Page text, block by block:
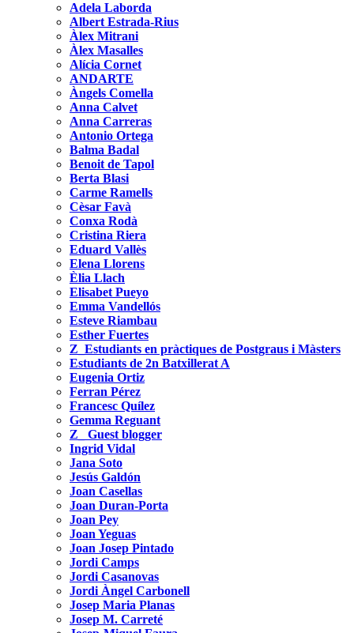
Adela Laborda
Albert Estrada-Rius
Àlex Mitrani
Àlex Masalles
Alícia Cornet
ANDARTE
Àngels Comella
Anna Calvet
Anna Carreras
Antonio Ortega
Balma Badal
Benoit de Tapol
Berta Blasi
Carme Ramells
Cèsar Favà
Conxa Rodà
Cristina Riera
Eduard Vallès
Elena Llorens
Èlia Llach
Elisabet Pueyo
Emma Vandellós
Esteve Riambau
Esther Fuertes
Z_Estudiants en pràctiques de Postgraus i Màsters
Estudiants de 2n Batxillerat A
Eugenia Ortiz
Ferran Pérez
Francesc Quílez
Gemma Reguant
Z_ Guest blogger
Ingrid Vidal
Jana Soto
Jesús Galdón
Joan Casellas
Joan Duran-Porta
Joan Pey
Joan Yeguas
Joan Josep Pintado
Jordi Camps
Jordi Casanovas
Jordi Àngel Carbonell
Josep Maria Planas
Josep M. Carreté